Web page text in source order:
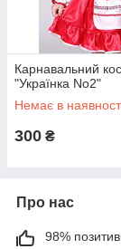
Карнавальний
"Українка No2"
Немає в
300 ₴
Про нас
98%